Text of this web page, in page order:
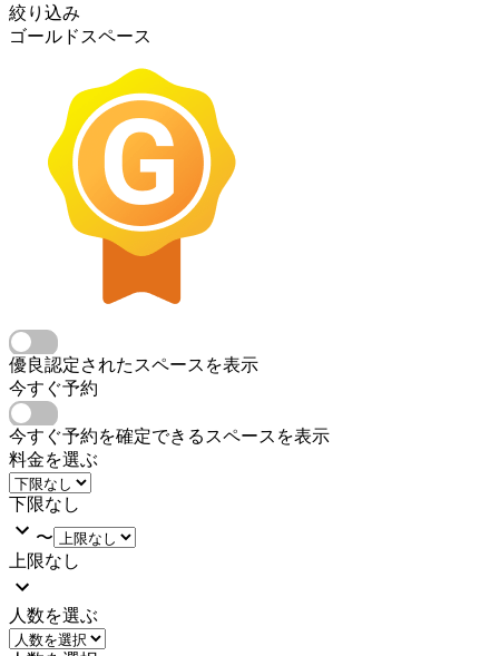
絞り込み
ゴールドスペース
優良認定されたスペースを表示
今すぐ予約
今すぐ予約を確定できるスペースを表示
料金を選ぶ
下限なし
〜
上限なし
人数を選ぶ